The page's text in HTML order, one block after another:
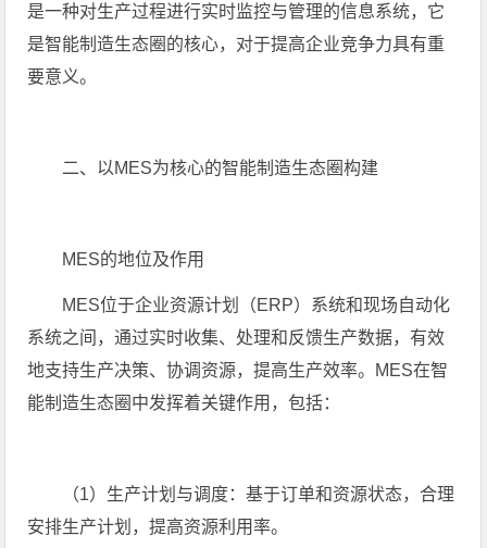
是一种对生产过程进行实时监控与管理的信息系统，它
是智能制造生态圈的核心，对于提高企业竞争力具有重
要意义。
二、以MES为核心的智能制造生态圈构建
MES的地位及作用
MES位于企业资源计划（ERP）系统和现场自动化
系统之间，通过实时收集、处理和反馈生产数据，有效
地支持生产决策、协调资源，提高生产效率。MES在智
能制造生态圈中发挥着关键作用，包括：
（1）生产计划与调度：基于订单和资源状态，合理
安排生产计划，提高资源利用率。